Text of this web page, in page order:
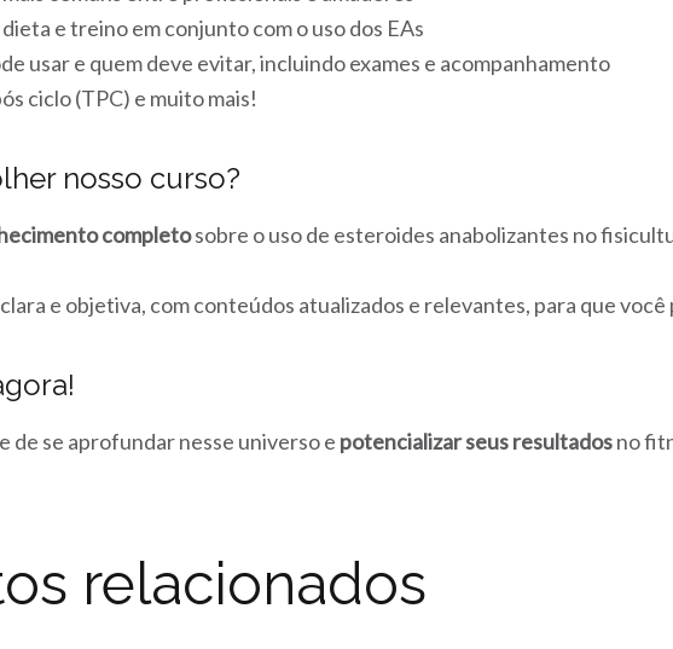
dieta e treino em conjunto com o uso dos EAs
usar e quem deve evitar, incluindo exames e acompanhamento
ciclo (TPC) e muito mais!
nosso curso?
completosobre o uso de esteroides anabolizantes no
e objetiva, com conteúdos atualizados e relevantes, para que
de se aprofundar nesse universo e potencializar seus resultadosno
relacionados